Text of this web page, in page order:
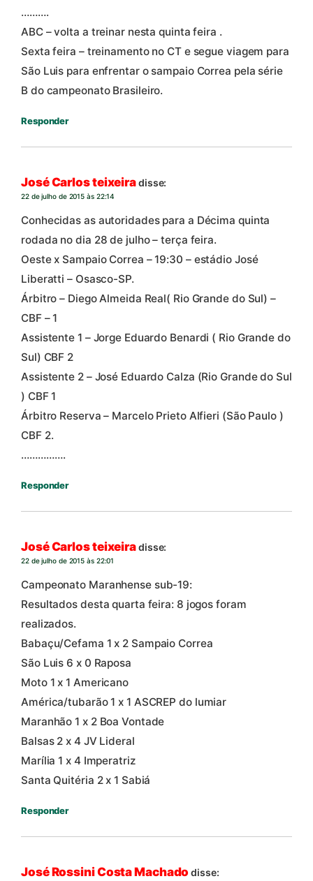
……….
ABC – volta a treinar nesta quinta feira .
Sexta feira – treinamento no CT e segue viagem para
São Luis para enfrentar o sampaio Correa pela série
B do campeonato Brasileiro.
Responder
José Carlos teixeiradisse:
22 de julho de 2015 às 22:14
Conhecidas as autoridades para a Décima quinta
rodada no dia 28 de julho – terça feira.
Oeste x Sampaio Correa – 19:30 – estádio José
Liberatti – Osasco-SP.
Árbitro – Diego Almeida Real( Rio Grande do Sul) –
CBF – 1
Assistente 1 – Jorge Eduardo Benardi ( Rio Grande do
Sul) CBF 2
Assistente 2 – José Eduardo Calza (Rio Grande do Sul
) CBF 1
Árbitro Reserva – Marcelo Prieto Alfieri (São Paulo )
CBF 2.
…………….
Responder
José Carlos teixeiradisse:
22 de julho de 2015 às 22:01
Campeonato Maranhense sub-19:
Resultados desta quarta feira: 8 jogos foram
realizados.
Babaçu/Cefama 1 x 2 Sampaio Correa
São Luis 6 x 0 Raposa
Moto 1 x 1 Americano
América/tubarão 1 x 1 ASCREP do lumiar
Maranhão 1 x 2 Boa Vontade
Balsas 2 x 4 JV Lideral
Marília 1 x 4 Imperatriz
Santa Quitéria 2 x 1 Sabiá
Responder
José Rossini Costa Machado disse: